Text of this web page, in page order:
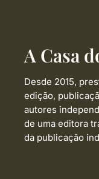
A Casa
Desde 2015,
edição,
autores
de uma editora
da publicação